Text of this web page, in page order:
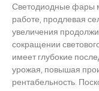
Светодиодные фары
работе, продлевая
увеличения
сокращении
имеет глубокие
урожая, повышая
рентабельность.